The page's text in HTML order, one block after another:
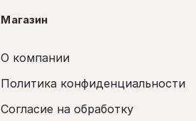
Магазин
О компании
Политика конфиденциальности
Согласие на обработку